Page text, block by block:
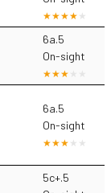
6a.5
On-sight
6a.5
On-sight
5c+.5